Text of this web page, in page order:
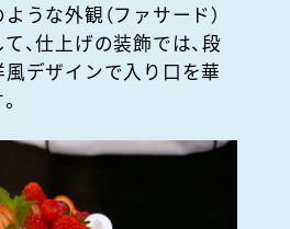
うな外観（ファサード）
、仕上げの装飾では、段
デザインで入り口を華